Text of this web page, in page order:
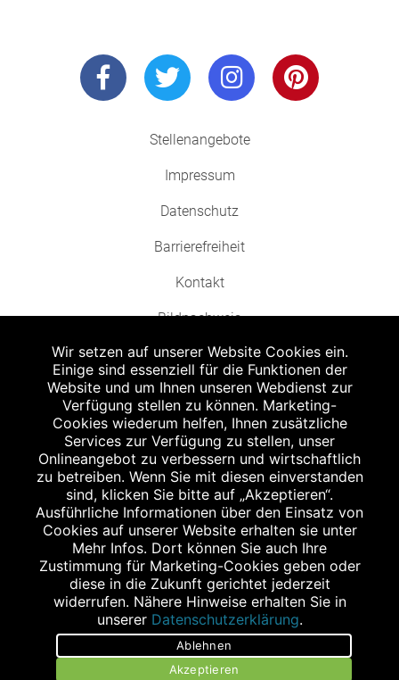
Stellenangebote
Impressum
Datenschutz
Barrierefreiheit
Kontakt
Bildnachweis
Abgabe in haushaltsüblichen Mengen, solange der Vorrat reicht. Für Druck-
und Satzfehler keine Haftung.
Zu Risiken und Nebenwirkungen lesen Sie die Packungsbeilage und fragen
Sie Ihren Arzt oder Apotheker.
Angabe nach der deutschen Arzneimitteltaxe Apothekenerstattungspreis
(AEP). Der AEP ist keine unverbindliche Preisempfehlung der Hersteller. Der
AEP ist ein von den Apotheken in Ansatz gebrachter Preis für rezeptfreie
Arzneimittel. Er entspricht in der Höhe dem für Apotheken verbindlichen
Abgabepreis, zu dem eine Apotheke in bestimmten Fällen (z.B. bei Kindern
unter 12 Jahren) das Produkt mit der gesetzlichen Krankenversicherung
abrechnet. Der AEP ist der allgemeine Erstattungspreis im Falle einer
Kostenübernahme durch die gesetzlichen Krankenkassen, vor Abzug eines
Zwangsrabattes (zur Zeit 5%) nach §130 Abs. 1 SGB V.
Unverbindliche Preisempfehlung des Herstellers (UVP).
powered by apovena.de
Wir setzen auf unserer Website Cookies ein.
Einige sind essenziell für die Funktionen der
Website und um Ihnen unseren Webdienst zur
Verfügung stellen zu können. Marketing-
Cookies wiederum helfen, Ihnen zusätzliche
Services zur Verfügung zu stellen, unser
Onlineangebot zu verbessern und wirtschaftlich
zu betreiben. Wenn Sie mit diesen einverstanden
sind, klicken Sie bitte auf „Akzeptieren“.
Ausführliche Informationen über den Einsatz von
Cookies auf unserer Website erhalten sie unter
Mehr Infos. Dort können Sie auch Ihre
Zustimmung für Marketing-Cookies geben oder
diese in die Zukunft gerichtet jederzeit
widerrufen. Nähere Hinweise erhalten Sie in
unserer Datenschutzerklärung.
Ablehnen
Akzeptieren